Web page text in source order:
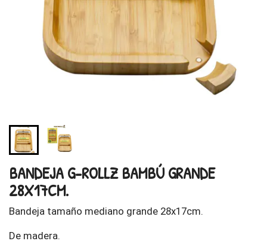
BANDEJA G-ROLLZ BAMBÚ GRANDE
28X17CM.
Bandeja tamaño mediano grande 28x17cm.
De madera.